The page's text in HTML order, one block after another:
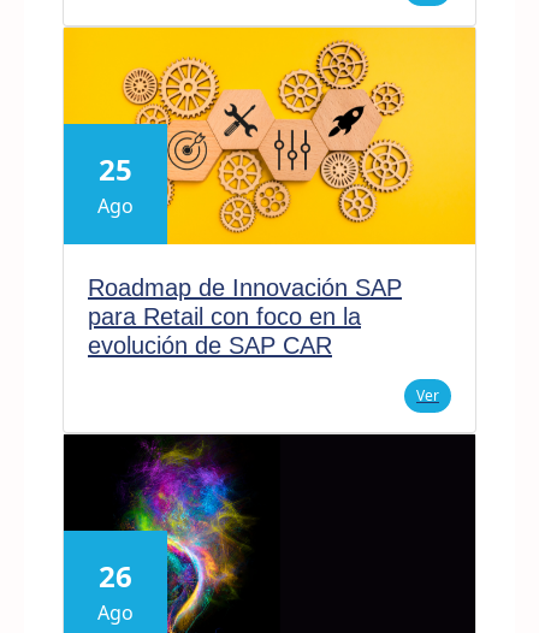
25
Ago
Roadmap de Innovación SAP
para Retail con foco en la
evolución de SAP CAR
Ver
26
Ago